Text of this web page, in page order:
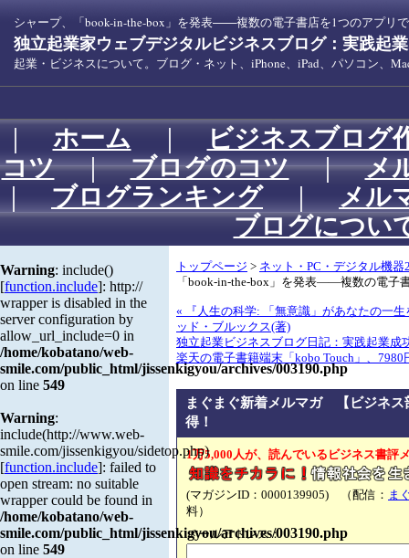
シャープ、「book-in-the-box」を発表――複数の電子書店を1つのアプリで
独立起業家ウェブデジタルビジネスブログ：実践起
起業・ビジネスについて。ブログ・ネット、iPhone、iPad、パソコン、
ホーム
ビジネスブログ
コツ｜ブログのコツ｜メ
ブログランキング｜ メル
ブログについ
トップページ > ネット・PC・デジタル機器
「book-in-the-box」を発表――複数の電子
« 『人生の科学: 「無意識」があなたの一
ッド・ブルックス(著)
独立起業ビジネスブログ日記：実践起業成
楽天の電子書籍端末「kobo Touch」、7980
まぐまぐ新着メルマガ 【ビジネ
得！
1万5,000人が、読んでいるビジネス書評
(マガジンID：0000139905) （配信： ま
料）
メールアドレス：
Warning: include()
[function.include]: http://
wrapper is disabled in the
server configuration by
allow_url_include=0 in
/home/kobatano/web-
smile.com/public_html/jissenkigyou/archives/003190.php
on line 549
Warning:
include(http://www.web-
smile.com/jissenkigyou/sidetop.php)
[function.include]: failed to
open stream: no suitable
wrapper could be found in
/home/kobatano/web-
smile.com/public_html/jissenkigyou/archives/003190.php
on line 549